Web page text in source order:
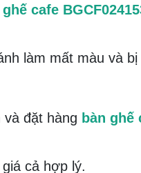
cafe
làm mất màu và bị
đặt hàng bàn ghế
cả hợp lý.